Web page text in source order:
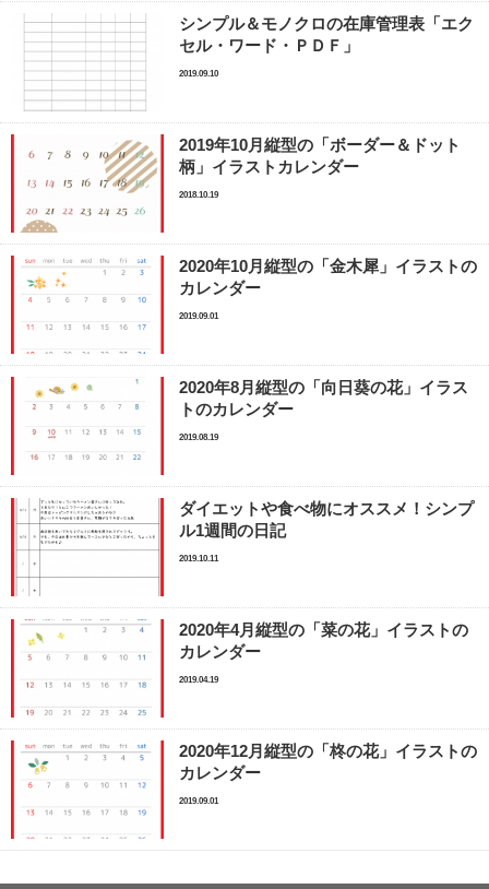
シンプル＆モノクロの在庫管理表「エク
セル・ワード・ＰＤＦ」
2019.09.10
2019年10月縦型の「ボーダー＆ドット
柄」イラストカレンダー
2018.10.19
2020年10月縦型の「金木犀」イラストの
カレンダー
2019.09.01
2020年8月縦型の「向日葵の花」イラス
トのカレンダー
2019.08.19
ダイエットや食べ物にオススメ！シンプ
ル1週間の日記
2019.10.11
2020年4月縦型の「菜の花」イラストの
カレンダー
2019.04.19
2020年12月縦型の「柊の花」イラストの
カレンダー
2019.09.01